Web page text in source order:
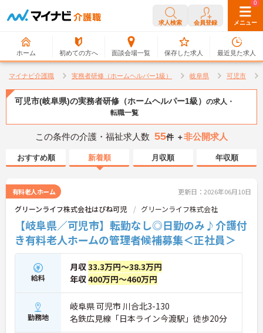
求人検索 会員登録 メニュー
ホーム 初めての方へ 面談会場一覧
0
保存した求人
0
最近見た求人
マイナビ介護職 実務者研修（ホームヘルパー1級） 岐阜県 可児市
可児市(岐阜県)の実務者研修（ホームヘルパー1級） の求人・
転職一覧
この条件の介護・福祉求人数 55件 ＋非公開求人
おすすめ順 新着順 月収順 年収順
有料老人ホーム 更新日：2026年06月10日
グリーンライフ株式会社はぴね可児 グリーンライフ株式会社
【岐阜県／可児市】転勤なし◎日勤のみ♪介護付
き有料老人ホームの管理者候補募集＜正社員＞
給料
月収33.3万円～38.3万円
年収400万円～460万円
勤務地
岐阜県 可児市 川合北3-130
名鉄広見線「日本ライン今渡駅」徒歩20分